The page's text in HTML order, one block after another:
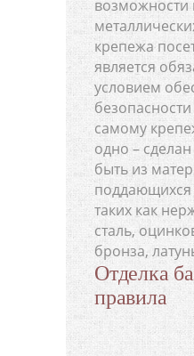
возможности
крепежа
является
условием
самому
одно –
быть из
таких как
сталь,
бронза,
Отделка
правила